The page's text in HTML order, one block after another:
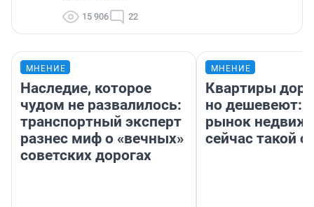
15 906 22
МНЕНИЕ
Наследие, которое
чудом не развалилось:
транспортный эксперт
разнес миф о «вечных»
советских дорогах
МНЕНИЕ
Квартиры
но дешевеют:
рынок
сейчас такой